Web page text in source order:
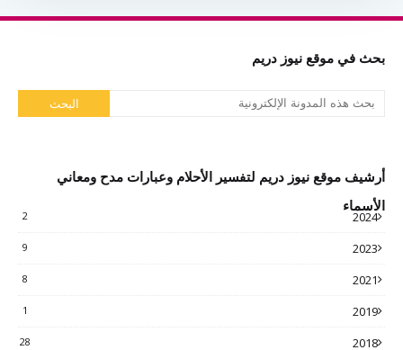
بحث في موقع نيوز دريم
أرشيف موقع نيوز دريم لتفسير الأحلام وعبارات مدح ومعاني
الأسماء
2024
2
2023
9
2021
8
2019
1
2018
28